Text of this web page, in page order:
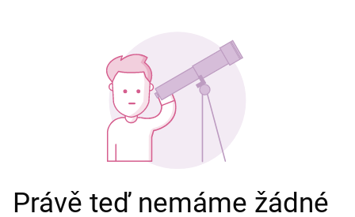
Právě teď nemáme žádné